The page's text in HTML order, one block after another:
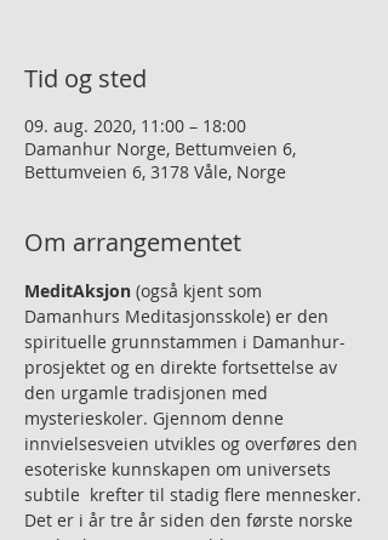
Tid og sted
09. aug. 2020, 11:00 – 18:00
Damanhur Norge, Bettumveien 6,
Bettumveien 6, 3178 Våle, Norge
Om arrangementet
MeditAksjon (også kjent som
Damanhurs Meditasjonsskole) er den
spirituelle grunnstammen i Damanhur-
prosjektet og en direkte fortsettelse av
den urgamle tradisjonen med
mysterieskoler. Gjennom denne
innvielsesveien utvikles og overføres den
esoteriske kunnskapen om universets
subtile  krefter til stadig flere mennesker.
Det er i år tre år siden den første norske